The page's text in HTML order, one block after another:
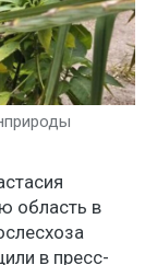
область в
в пресс-